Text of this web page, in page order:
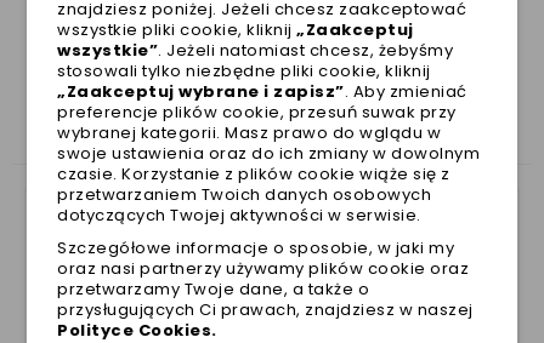
ZOBACZ TAKŻE
znajdziesz poniżej. Jeżeli chcesz zaakceptować
wszystkie pliki cookie, kliknij„Zaakceptuj
wszystkie”. Jeżeli natomiast chcesz, żebyśmy
stosowali tylko niezbędne pliki cookie, kliknij
„Zaakceptuj wybrane i zapisz”. Aby zmieniać
preferencje plików cookie, przesuń suwak przy
wybranej kategorii. Masz prawo do wglądu w
swoje ustawienia oraz do ich zmiany w dowolnym
czasie. Korzystanie z plików cookie wiąże się z
przetwarzaniem Twoich danych osobowych
dotyczących Twojej aktywności w serwisie.
Szczegółowe informacje o sposobie, w jaki my
oraz nasi partnerzy używamy plików cookie oraz
przetwarzamy Twoje dane, a także o
przysługujących Ci prawach, znajdziesz w naszej
Polityce Cookies.